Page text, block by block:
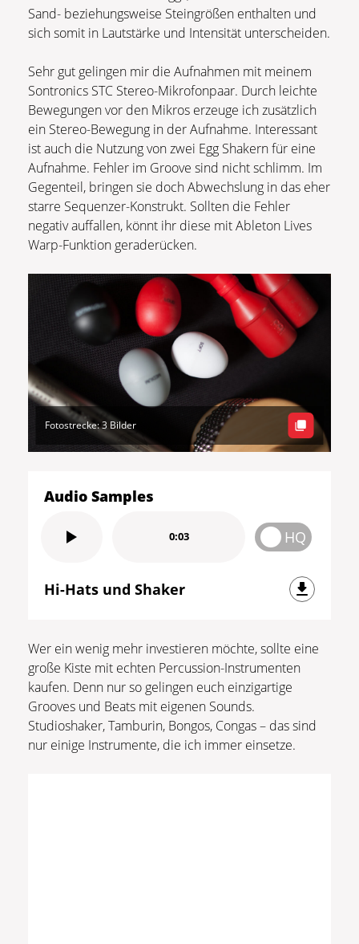
Sand- beziehungsweise Steingrößen enthalten und
sich somit in Lautstärke und Intensität unterscheiden.
Sehr gut gelingen mir die Aufnahmen mit meinem
Sontronics STC Stereo-Mikrofonpaar. Durch leichte
Bewegungen vor den Mikros erzeuge ich zusätzlich
ein Stereo-Bewegung in der Aufnahme. Interessant
ist auch die Nutzung von zwei Egg Shakern für eine
Aufnahme. Fehler im Groove sind nicht schlimm. Im
Gegenteil, bringen sie doch Abwechslung in das eher
starre Sequenzer-Konstrukt. Sollten die Fehler
negativ auffallen, könnt ihr diese mit Ableton Lives
Warp-Funktion geraderücken.
Fotostrecke: 3 Bilder
Audio Samples
0:03 HQ
Hi-Hats und Shaker
Wer ein wenig mehr investieren möchte, sollte eine
große Kiste mit echten Percussion-Instrumenten
kaufen. Denn nur so gelingen euch einzigartige
Grooves und Beats mit eigenen Sounds.
Studioshaker, Tamburin, Bongos, Congas – das sind
nur einige Instrumente, die ich immer einsetze.